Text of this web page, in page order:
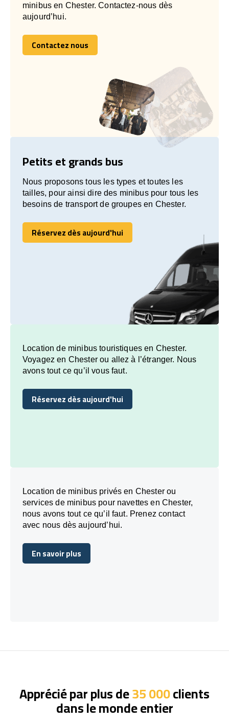
minibus en Chester. Contactez-nous dès
aujourd’hui.
Contactez nous
Contactez nous
Petits et grands bus
Nous proposons tous les types et toutes les
tailles, pour ainsi dire des minibus pour tous les
besoins de transport de groupes en Chester.
Réservez dès aujourd'hui
Réservez dès aujourd'hui
Location de minibus touristiques en Chester.
Voyagez en Chester ou allez à l’étranger. Nous
avons tout ce qu’il vous faut.
Réservez dès aujourd'hui
Réservez dès aujourd'hui
Location de minibus privés en Chester ou
services de minibus pour navettes en Chester,
nous avons tout ce qu’il faut. Prenez contact
avec nous dès aujourd’hui.
En savoir plus
En savoir plus
Apprécié par plus de35 000clients
dans le monde entier